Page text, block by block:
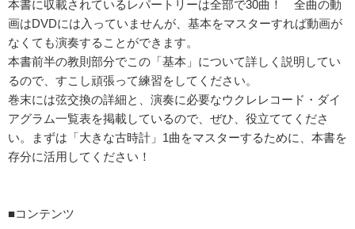
本書に収載されているレパートリーは全部で30曲！ 全曲の動
画はDVDには入っていませんが、基本をマスターすれば動画が
なくても演奏することができます。
本書前半の教則部分でこの「基本」について詳しく説明してい
るので、すこし頑張って練習をしてください。
巻末には弦交換の詳細と、演奏に必要なウクレレコード・ダイ
アグラム一覧表を掲載しているので、ぜひ、役立ててくださ
い。まずは「大きな古時計」1曲をマスターするために、本書を
存分に活用してください！
■コンテンツ